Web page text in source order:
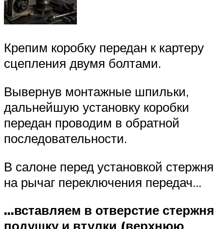
Крепим коробку передан к картеру
сцепления двумя болтами.
Вывернув монтажные шпильки,
дальнейшую установку коробки
передан проводим в обратной
последовательности.
В салоне перед установкой стержня
на рычаг переключения передач…
…вставляем в отверстие стержня
подушку и втулки (верхнюю